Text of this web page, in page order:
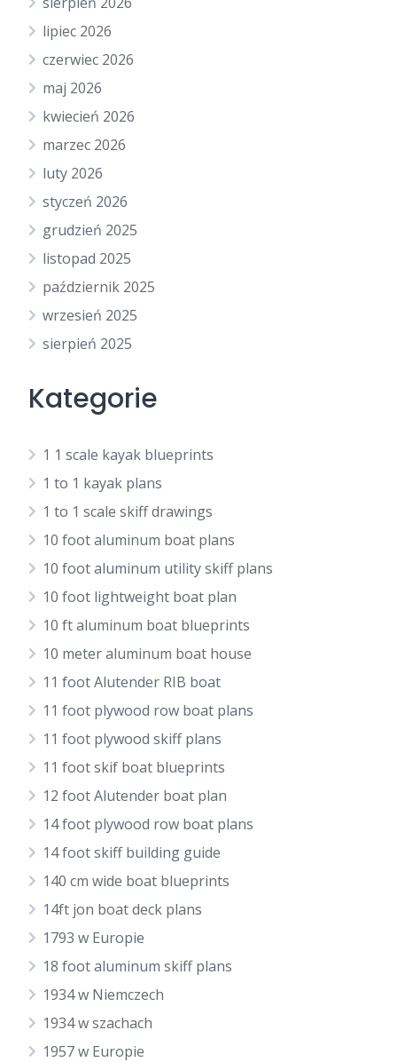
lipiec 2026
czerwiec 2026
maj 2026
kwiecień 2026
marzec 2026
luty 2026
styczeń 2026
grudzień 2025
listopad 2025
październik 2025
wrzesień 2025
sierpień 2025
Kategorie
1 1 scale kayak blueprints
1 to 1 kayak plans
1 to 1 scale skiff drawings
10 foot aluminum boat plans
10 foot aluminum utility skiff plans
10 foot lightweight boat plan
10 ft aluminum boat blueprints
10 meter aluminum boat house
11 foot Alutender RIB boat
11 foot plywood row boat plans
11 foot plywood skiff plans
11 foot skif boat blueprints
12 foot Alutender boat plan
14 foot plywood row boat plans
14 foot skiff building guide
140 cm wide boat blueprints
14ft jon boat deck plans
1793 w Europie
18 foot aluminum skiff plans
1934 w Niemczech
1934 w szachach
1957 w Europie